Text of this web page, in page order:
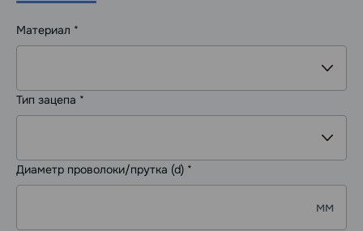
Материал *
Тип зацепа *
Диаметр проволоки/прутка (d) *
мм